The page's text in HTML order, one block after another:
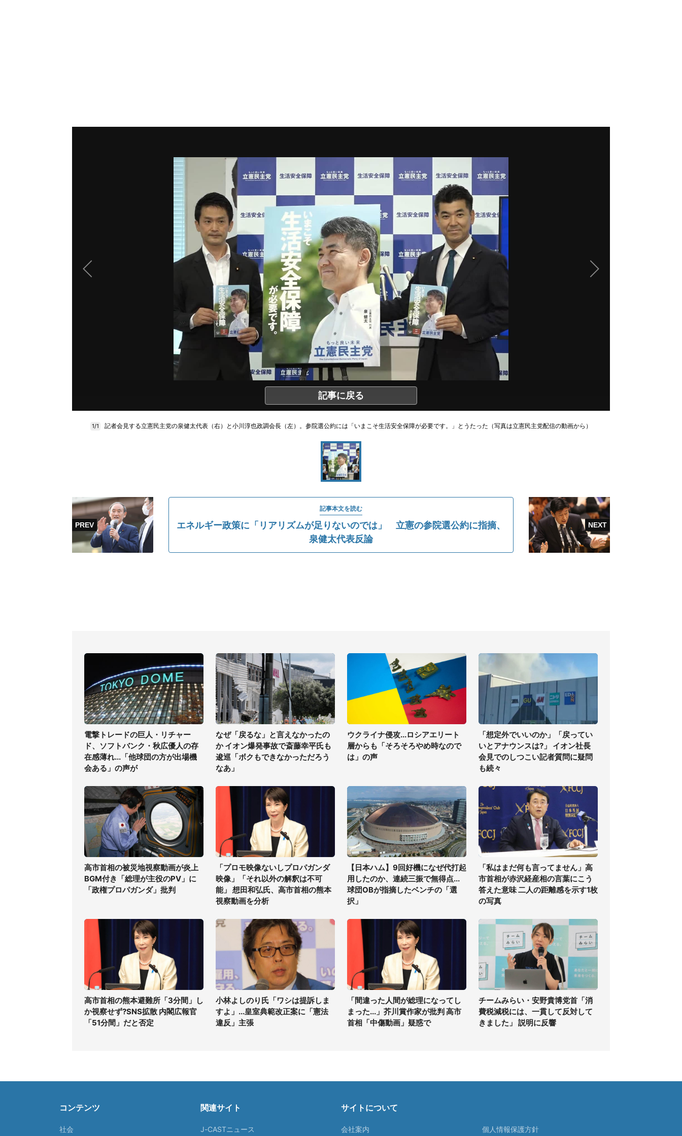
記事に戻る
1/1 記者会見する立憲民主党の泉健太代表（右）と小川淳也政調会長（左）。参院選公約には「いまこそ生活安全保障が必要です。」とうたった（写真は立憲民主党配信の動画から）
記事本文を読む
エネルギー政策に「リアリズムが足りないのでは」 立憲の参院選公約に指摘、
泉健太代表反論
電撃トレードの巨人・リチャー
ド、ソフトバンク・秋広優人の存
在感薄れ...「他球団の方が出場機
会ある」の声が
なぜ「戻るな」と言えなかったの
か イオン爆発事故で斎藤幸平氏も
逡巡「ボクもできなかっただろう
なあ」
ウクライナ侵攻...ロシアエリート
層からも「そろそろやめ時なので
は」の声
「想定外でいいのか」「戻ってい
いとアナウンスは?」 イオン社長
会見でのしつこい記者質問に疑問
も続々
高市首相の被災地視察動画が炎上
BGM付き「総理が主役のPV」に
「政権プロパガンダ」批判
「プロモ映像ないしプロパガンダ
映像」「それ以外の解釈は不可
能」 想田和弘氏、高市首相の熊本
視察動画を分析
【日本ハム】9回好機になぜ代打起
用したのか、連続三振で無得点...
球団OBが指摘したベンチの「選
択」
「私はまだ何も言ってません」高
市首相が赤沢経産相の言葉にこう
答えた意味 二人の距離感を示す1枚
の写真
高市首相の熊本避難所「3分間」し
か視察せず?SNS拡散 内閣広報官
「51分間」だと否定
小林よしのり氏「ワシは提訴しま
すよ」...皇室典範改正案に「憲法
違反」主張
「間違った人間が総理になってし
まった...」芥川賞作家が批判 高市
首相「中傷動画」疑惑で
チームみらい・安野貴博党首「消
費税減税には、一貫して反対して
きました」 説明に反響
コンテンツ
社会
関連サイト
J-CASTニュース
サイトについて
会社案内 個人情報保護方針